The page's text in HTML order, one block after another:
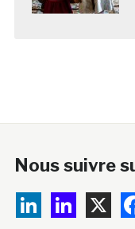
Nous suivre